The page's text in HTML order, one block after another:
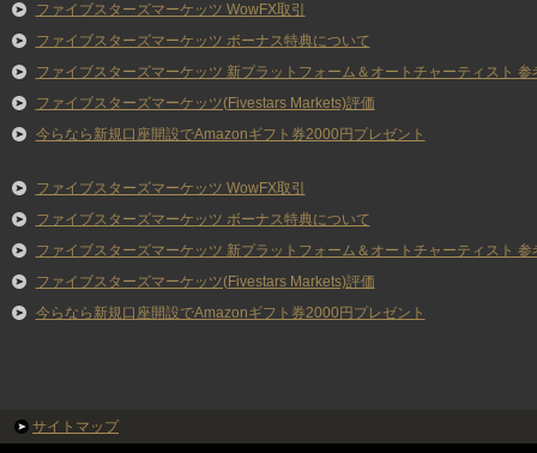
ファイブスターズマーケッツ WowFX取引
ファイブスターズマーケッツ ボーナス特典について
ファイブスターズマーケッツ 新プラットフォーム＆オートチャーティスト 参
ファイブスターズマーケッツ(Fivestars Markets)評価
今らなら新規口座開設でAmazonギフト券2000円プレゼント
ファイブスターズマーケッツ WowFX取引
ファイブスターズマーケッツ ボーナス特典について
ファイブスターズマーケッツ 新プラットフォーム＆オートチャーティスト 参
ファイブスターズマーケッツ(Fivestars Markets)評価
今らなら新規口座開設でAmazonギフト券2000円プレゼント
サイトマップ